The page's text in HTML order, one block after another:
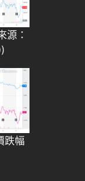
源：
跌幅